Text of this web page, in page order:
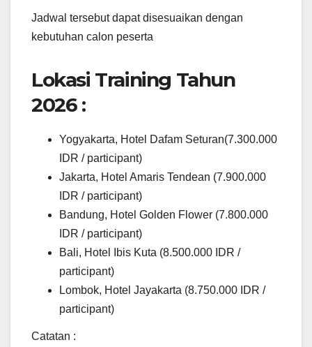
Jadwal tersebut dapat disesuaikan dengan
kebutuhan calon peserta
Lokasi Training Tahun
2026 :
Yogyakarta, Hotel Dafam Seturan(7.300.000
IDR / participant)
Jakarta, Hotel Amaris Tendean (7.900.000
IDR / participant)
Bandung, Hotel Golden Flower (7.800.000
IDR / participant)
Bali, Hotel Ibis Kuta (8.500.000 IDR /
participant)
Lombok, Hotel Jayakarta (8.750.000 IDR /
participant)
Catatan :